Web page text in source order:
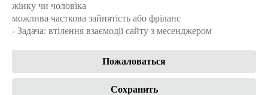
жінку чи чоловіка
можлива часткова зайнятість або фріланс
- Задача: втілення взаємодії сайту з месенджером
Пожаловаться
Сохранить